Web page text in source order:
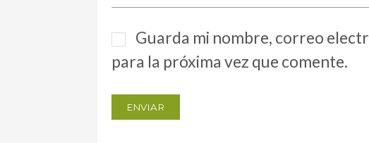
Guarda mi nombre, correo
para la próxima vez que comente.